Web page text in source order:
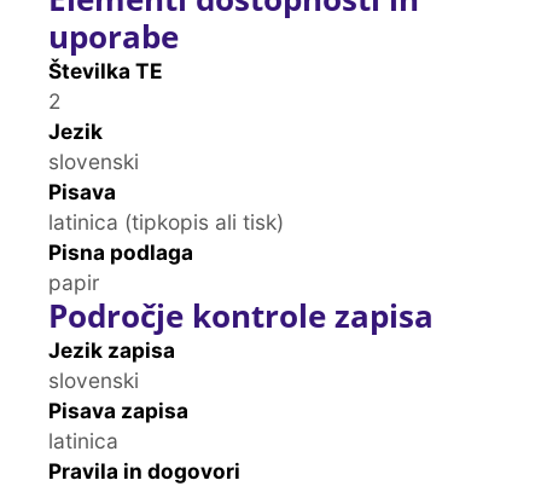
uporabe
Številka TE
2
Jezik
slovenski
Pisava
latinica (tipkopis ali tisk)
Pisna podlaga
papir
Področje kontrole zapisa
Jezik zapisa
slovenski
Pisava zapisa
latinica
Pravila in dogovori